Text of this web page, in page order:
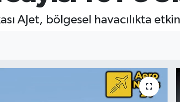
AJet, bölgesel havacılıkta